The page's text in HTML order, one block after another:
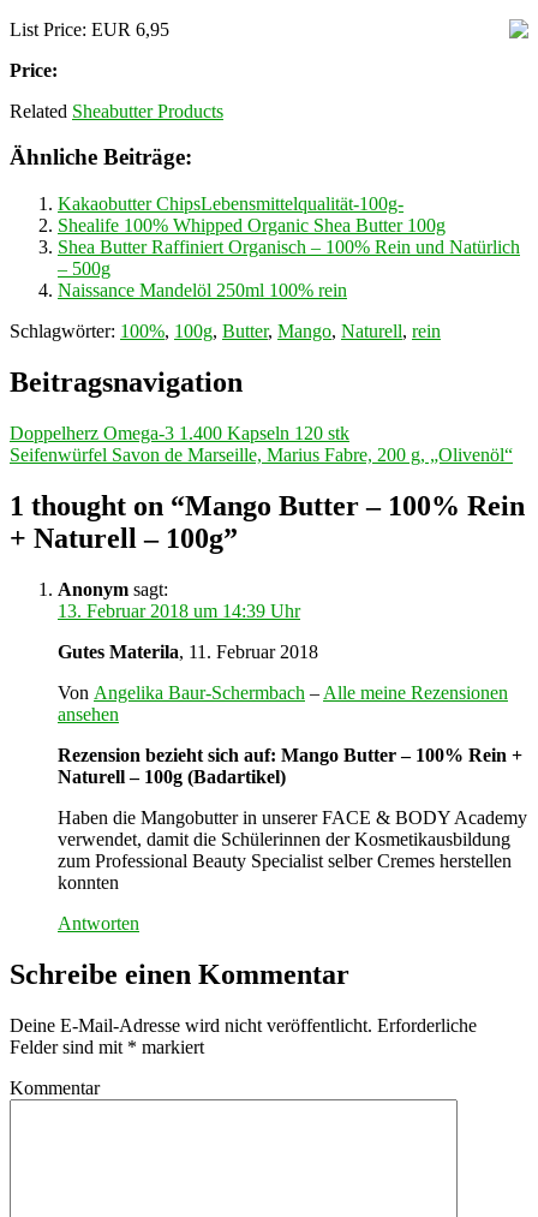
List Price: EUR 6,95
Price:
Related Sheabutter Products
Ähnliche Beiträge:
Kakaobutter ChipsLebensmittelqualität-100g-
Shealife 100% Whipped Organic Shea Butter 100g
Shea Butter Raffiniert Organisch – 100% Rein und Natürlich
– 500g
Naissance Mandelöl 250ml 100% rein
Schlagwörter: 100%, 100g, Butter, Mango, Naturell, rein
Beitragsnavigation
Doppelherz Omega-3 1.400 Kapseln 120 stk
Seifenwürfel Savon de Marseille, Marius Fabre, 200 g, „Olivenöl“
1 thought on “Mango Butter – 100% Rein
+ Naturell – 100g”
Anonym sagt:
13. Februar 2018 um 14:39 Uhr
Gutes Materila, 11. Februar 2018
Von Angelika Baur-Schermbach – Alle meine Rezensionen
ansehen
Rezension bezieht sich auf: Mango Butter – 100% Rein +
Naturell – 100g (Badartikel)
Haben die Mangobutter in unserer FACE & BODY Academy
verwendet, damit die Schülerinnen der Kosmetikausbildung
zum Professional Beauty Specialist selber Cremes herstellen
konnten
Antworten
Schreibe einen Kommentar
Deine E-Mail-Adresse wird nicht veröffentlicht. Erforderliche
Felder sind mit * markiert
Kommentar